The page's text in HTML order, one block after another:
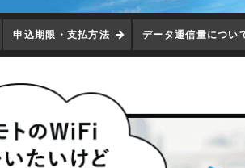
申込期限・支払方法 データ通信量につい